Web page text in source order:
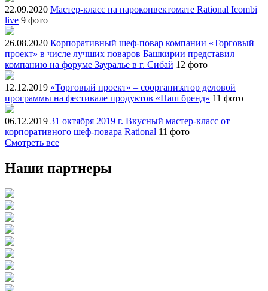
22.09.2020 Мастер-класс на пароконвектомате Rational Icombi
live 9 фото
26.08.2020 Корпоративный шеф-повар компании «Торговый
проект» в числе лучших поваров Башкирии представил
компанию на форуме Зауралье в г. Сибай 12 фото
12.12.2019 «Торговый проект» – соорганизатор деловой
программы на фестивале продуктов «Наш бренд» 11 фото
06.12.2019 31 октября 2019 г. Вкусный мастер-класс от
корпоративного шеф-повара Rational 11 фото
Смотреть все
Наши партнеры